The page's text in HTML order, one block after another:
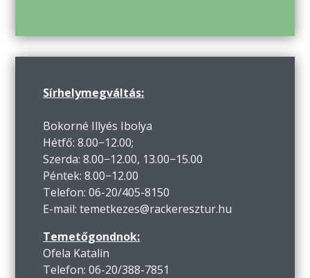
Sírhelymegváltás:
Bokorné Illyés Ibolya
Hétfő: 8.00−12.00;
Szerda: 8.00−12.00, 13.00−15.00
Péntek: 8.00−12.00
Telefon: 06-20/405-8150
E-mail: temetkezes@rackeresztur.hu
Temetőgondnok:
Ofela Katalin
Telefon: 06-20/388-7851